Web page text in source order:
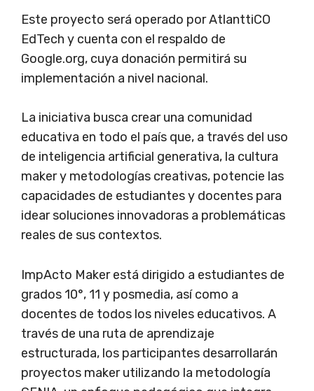
Este proyecto será operado por AtlanttiCO
EdTech y cuenta con el respaldo de
Google.org, cuya donación permitirá su
implementación a nivel nacional.
La iniciativa busca crear una comunidad
educativa en todo el país que, a través del uso
de inteligencia artificial generativa, la cultura
maker y metodologías creativas, potencie las
capacidades de estudiantes y docentes para
idear soluciones innovadoras a problemáticas
reales de sus contextos.
ImpActo Maker está dirigido a estudiantes de
grados 10°, 11 y posmedia, así como a
docentes de todos los niveles educativos. A
través de una ruta de aprendizaje
estructurada, los participantes desarrollarán
proyectos maker utilizando la metodología